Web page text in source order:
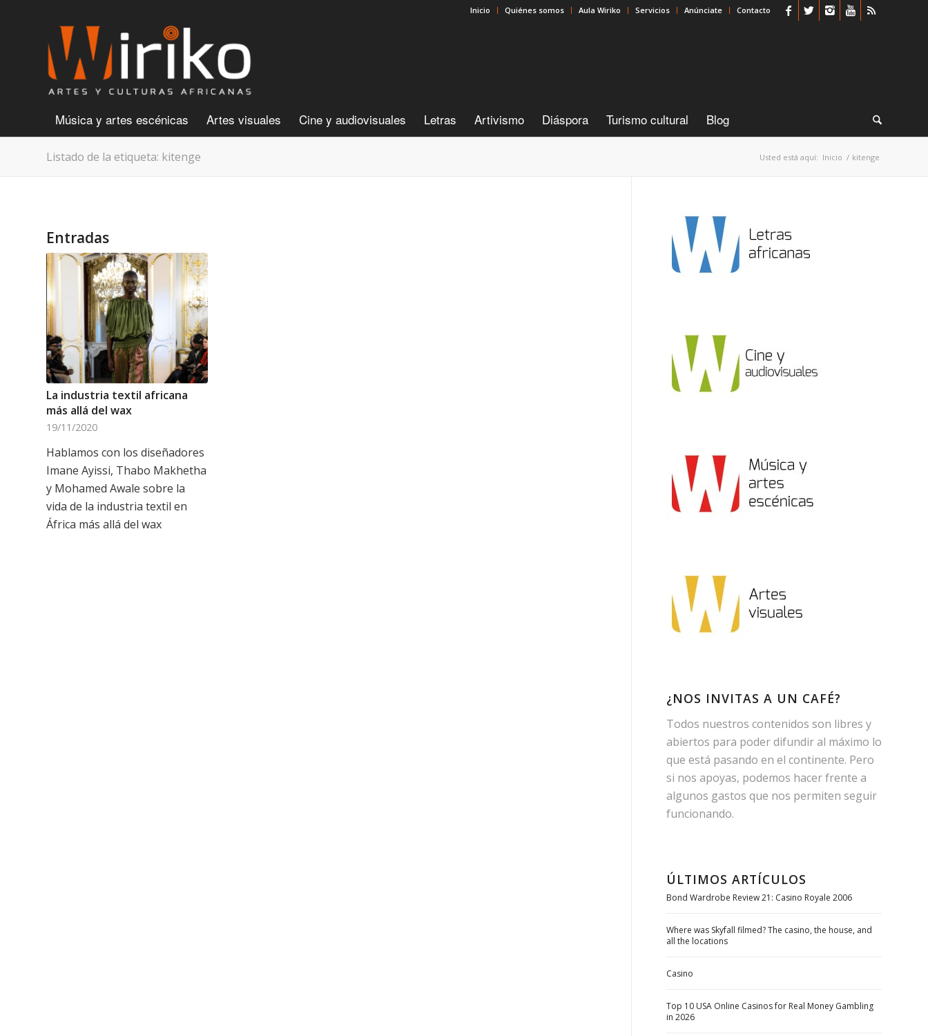
Inicio Quiénes somos Aula Wiriko Servicios Anúnciate Contacto
Música y artes escénicas Artes visuales Cine y audiovisuales Letras Artivismo Diáspora Turismo cultural Blog
Listado de la etiqueta: kitenge Usted está aquí: Inicio / kitenge
Entradas
La industria textil africana
más allá del wax
19/11/2020
Hablamos con los diseñadores
Imane Ayissi, Thabo Makhetha
y Mohamed Awale sobre la
vida de la industria textil en
África más allá del wax
¿NOS INVITAS A UN CAFÉ?
Todos nuestros contenidos son libres y
abiertos para poder difundir al máximo lo
que está pasando en el continente. Pero
si nos apoyas, podemos hacer frente a
algunos gastos que nos permiten seguir
funcionando.
ÚLTIMOS ARTÍCULOS
Bond Wardrobe Review 21: Casino Royale 2006
Where was Skyfall filmed? The casino, the house, and
all the locations
Casino
Top 10 USA Online Casinos for Real Money Gambling
in 2026